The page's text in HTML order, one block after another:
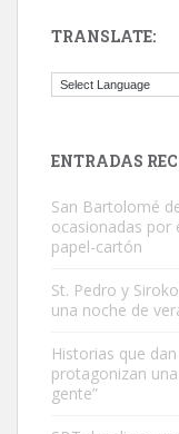
El ayuntamiento se
Este gato macho ha
es muy manso y
Leales.org » Gran
TRANSLATE:
ENTRADAS
San Bartolomé
ocasionadas por
papel-cartón
St. Pedro y
una noche de
Historias que
protagonizan
gente”